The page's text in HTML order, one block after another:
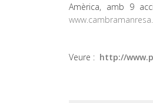
Amèrica, amb 9
Veure : http://